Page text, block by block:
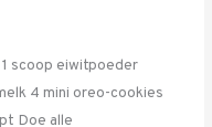
scoop eiwitpoeder
4 mini oreo-cookies
Doe alle